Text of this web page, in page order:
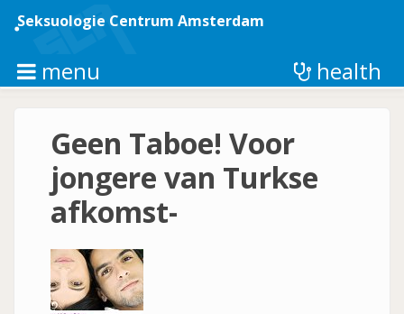
naar
gaan
Seksuologie Centrum Amsterdam
menu health
Geen Taboe! Voor
jongere van Turkse
afkomst-